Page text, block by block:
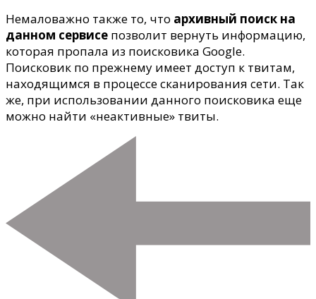
Немаловажно также то, что архивный поиск на
данном сервисе позволит вернуть информацию,
которая пропала из поисковика Google.
Поисковик по прежнему имеет доступ к твитам,
находящимся в процессе сканирования сети. Так
же, при использовании данного поисковика еще
можно найти «неактивные» твиты.